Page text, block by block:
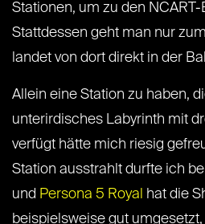
Stationen, um zu den
Stattdessen geht man nur
landet von dort direkt in der
Allein eine Station zu haben,
unterirdisches Labyrinth mit
verfügt hätte mich riesig
Station ausstrahlt durfte ich
und Persona 5 Royal
hat die
beispielsweise gut